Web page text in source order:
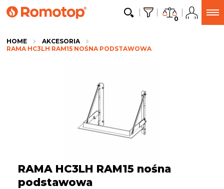
0
HOME
AKCESORIA
RAMA HC3LH RAM15 NOŚNA PODSTAWOWA
RAMA HC3LH RAM15 nośna
podstawowa